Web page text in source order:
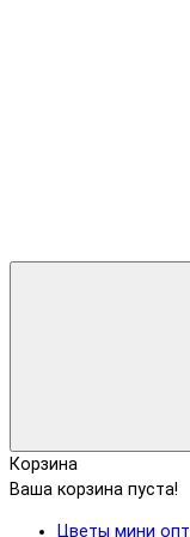
Корзина
Ваша корзина пуста!
Цветы мини опт